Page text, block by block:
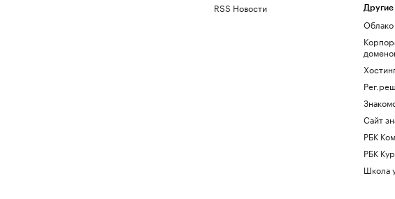
RSS Новости
Облако
Сайт
РБК
РБК
Школа